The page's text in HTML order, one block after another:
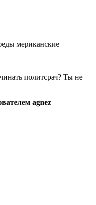
мериканские
политсрач? Ты не
agnez